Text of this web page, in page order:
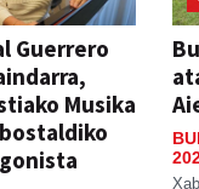
Guerrero
Musika